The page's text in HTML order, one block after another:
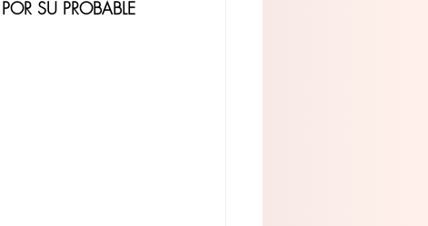
SU PROBABLE